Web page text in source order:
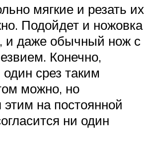
мягкие и резать их
Подойдет и ножовка
и даже обычный нож с
Конечно,
срез таким
можно, но
этим на постоянной
ни один